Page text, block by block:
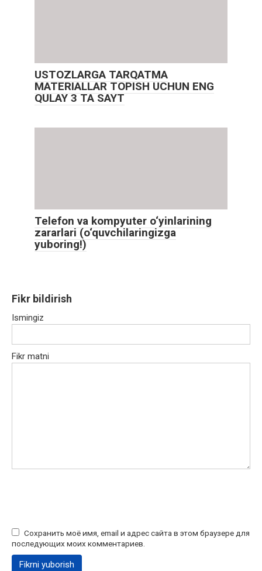
USTOZLARGA TARQATMA
MATERIALLAR TOPISH UCHUN ENG
QULAY 3 TA SAYT
Telefon va kompyuter o‘yinlarining
zararlari (o‘quvchilaringizga
yuboring!)
Fikr bildirish
Ismingiz
Fikr matni
Сохранить моё имя, email и адрес сайта в этом браузере для
последующих моих комментариев.